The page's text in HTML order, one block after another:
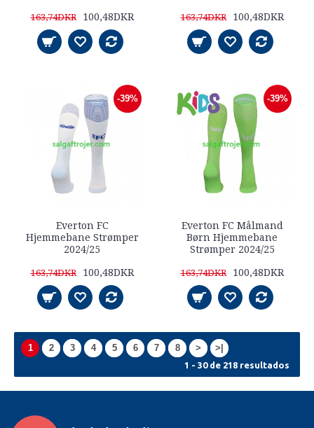
163,74DKR 100,48DKR 163,74DKR 100,48DKR
-39%
Everton FC
Hjemmebane Strømper
2024/25
163,74DKR 100,48DKR
-39%
Everton FC Målmand
Børn Hjemmebane
Strømper 2024/25
163,74DKR 100,48DKR
1 2 3 4 5 6 7 8 > >|
1 - 30 de 218 resultados